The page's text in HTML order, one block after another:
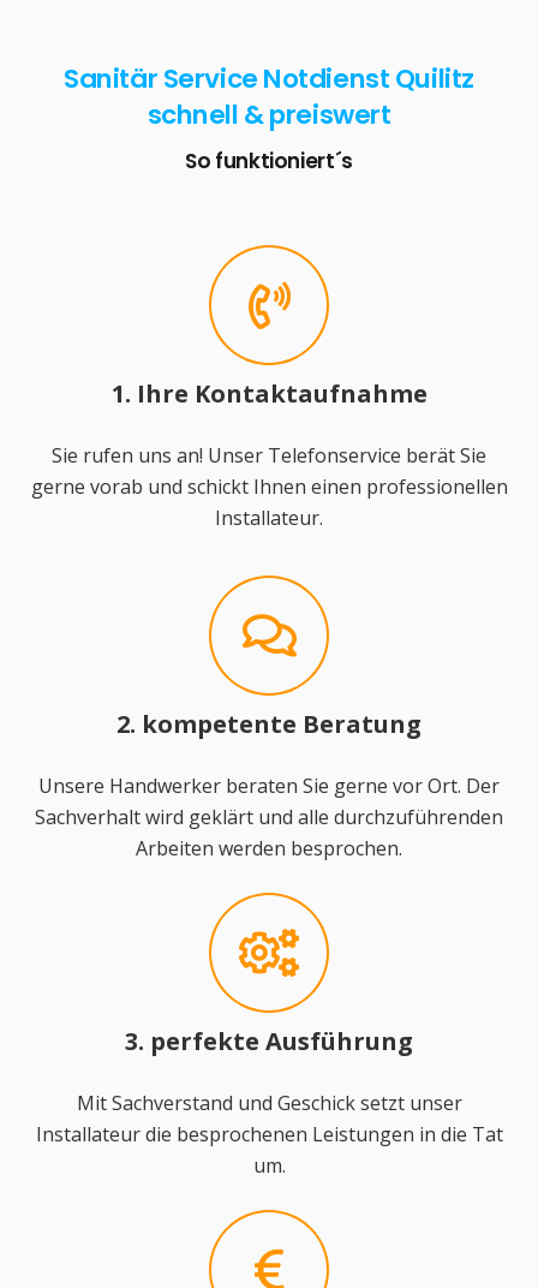
Sanitär Service Notdienst Quilitz
schnell & preiswert
So funktioniert´s
1. Ihre Kontaktaufnahme
Sie rufen uns an! Unser Telefonservice berät Sie
gerne vorab und schickt Ihnen einen professionellen
Installateur.
2. kompetente Beratung
Unsere Handwerker beraten Sie gerne vor Ort. Der
Sachverhalt wird geklärt und alle durchzuführenden
Arbeiten werden besprochen.
3. perfekte Ausführung
Mit Sachverstand und Geschick setzt unser
Installateur die besprochenen Leistungen in die Tat
um.